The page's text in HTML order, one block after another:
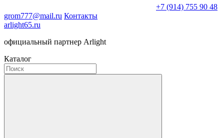
+7 (914) 755 90 48
grom777@mail.ru Контакты
arlight65.ru
официальный партнер Arlight
Каталог